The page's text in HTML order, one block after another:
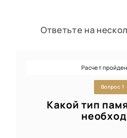
Ответьте на
Расчет
Вопрос 1
Какой тип